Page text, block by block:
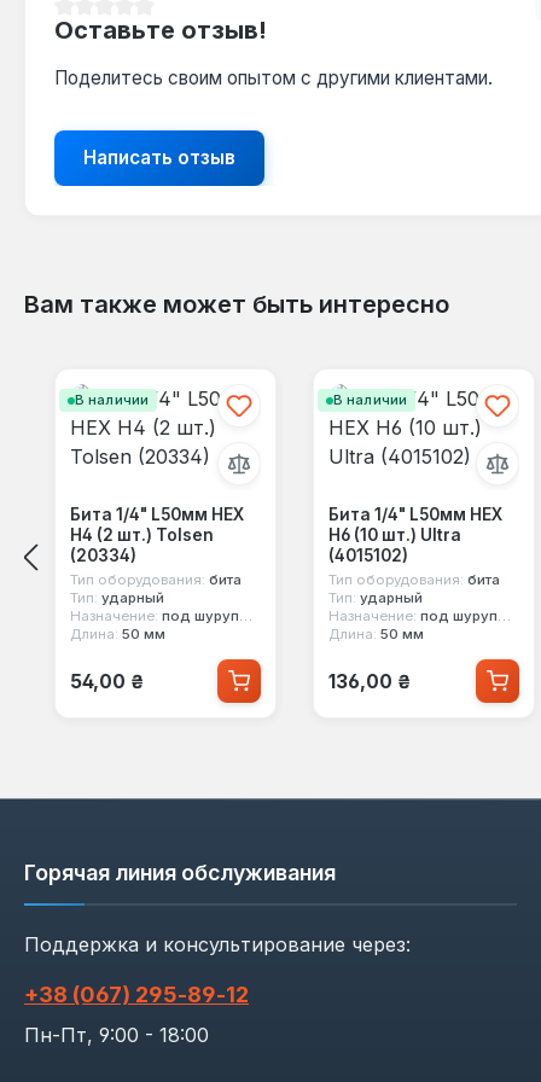
Оставьте отзыв!
Поделитесь своим опытом с другими клиентами.
Написать отзыв
Вам также может быть интересно
В наличии
Бита 1/4" L50мм HEX
Н4 (2 шт.) Tolsen
(20334)
Тип оборудования: бита
Тип: ударный
Назначение: под шуруповерт, под ручной инструмент
Длина: 50 мм
Обычная цена:
54,00 ₴
В наличии
Бита 1/4" L50мм HEX
Н6 (10 шт.) Ultra
(4015102)
Тип оборудования: бита
Тип: ударный
Назначение: под шуруповерт, под ручной инструмент
Длина: 50 мм
Обычная цена:
136,00 ₴
Горячая линия обслуживания
Поддержка и консультирование через:
+38 (067) 295‑89‑12
Пн-Пт, 9:00 - 18:00